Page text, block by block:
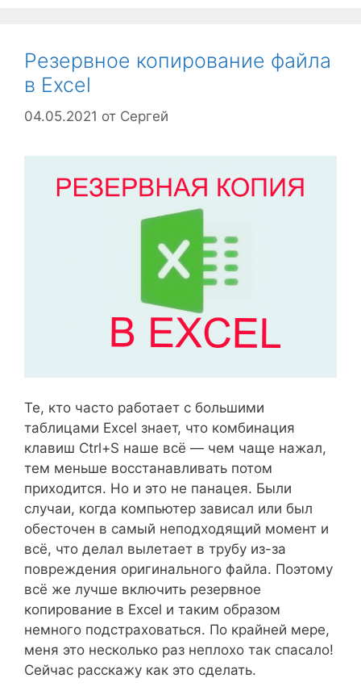
Резервное копирование файла
в Excel
04.05.2021 от Сергей
Те, кто часто работает с большими
таблицами Excel знает, что комбинация
клавиш Ctrl+S наше всё — чем чаще нажал,
тем меньше восстанавливать потом
приходится. Но и это не панацея. Были
случаи, когда компьютер зависал или был
обесточен в самый неподходящий момент и
всё, что делал вылетает в трубу из-за
повреждения оригинального файла. Поэтому
всё же лучше включить резервное
копирование в Excel и таким образом
немного подстраховаться. По крайней мере,
меня это несколько раз неплохо так спасало!
Сейчас расскажу как это сделать.